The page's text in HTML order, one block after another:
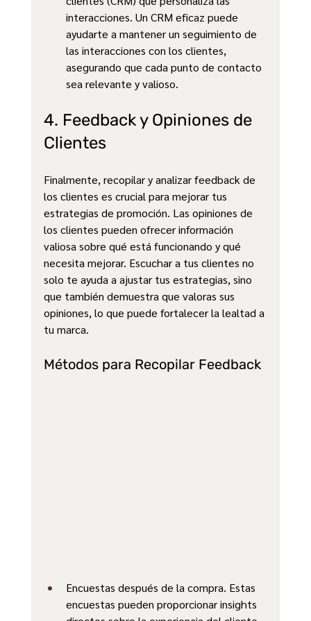
interacciones. Un CRM eficaz puede
ayudarte a mantener un seguimiento de
las interacciones con los clientes,
asegurando que cada punto de contacto
sea relevante y valioso.
4. Feedback y Opiniones de
Clientes
Finalmente, recopilar y analizar feedback de
los clientes es crucial para mejorar tus
estrategias de promoción. Las opiniones de
los clientes pueden ofrecer información
valiosa sobre qué está funcionando y qué
necesita mejorar. Escuchar a tus clientes no
solo te ayuda a ajustar tus estrategias, sino
que también demuestra que valoras sus
opiniones, lo que puede fortalecer la lealtad a
tu marca.
Métodos para Recopilar Feedback
Encuestas después de la compra. Estas
encuestas pueden proporcionar insights